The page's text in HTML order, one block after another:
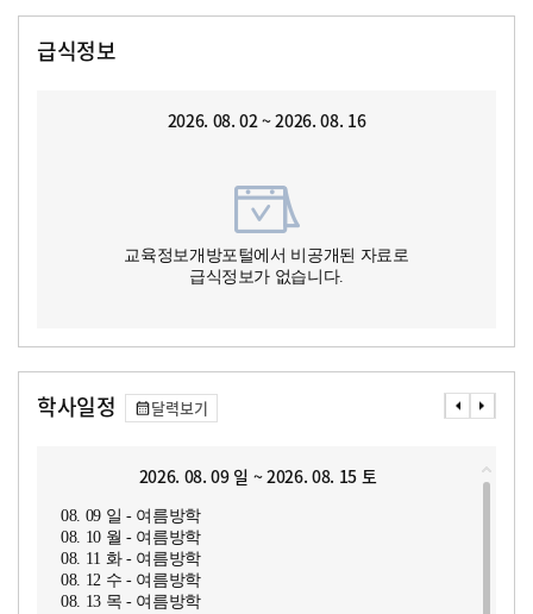
급식정보
2026. 08. 02 ~ 2026. 08. 16
교육정보개방포털에서 비공개된 자료로
급식정보가 없습니다.
학사일정 달력보기
2026. 08. 09 일 ~ 2026. 08. 15 토
08. 09 일 - 여름방학
08. 10 월 - 여름방학
08. 11 화 - 여름방학
08. 12 수 - 여름방학
08. 13 목 - 여름방학